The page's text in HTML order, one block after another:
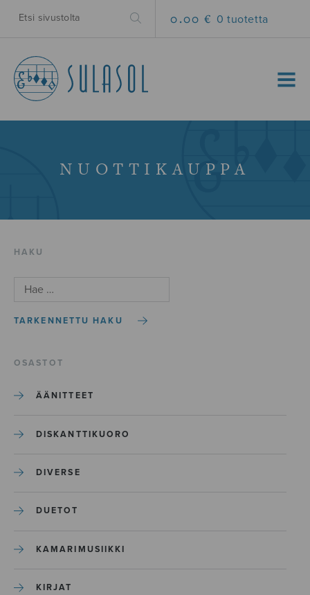
0.00 € 0 tuotetta
MENU
NUOTTIKAUPPA
HAKU
TARKENNETTU HAKU
OSASTOT
ÄÄNITTEET
DISKANTTIKUORO
DIVERSE
DUETOT
KAMARIMUSIIKKI
KIRJAT